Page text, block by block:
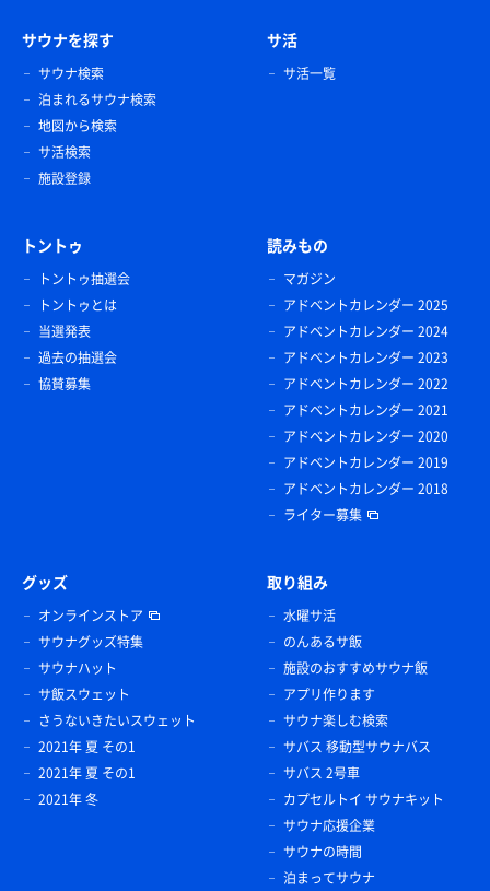
サウナを探す
サウナ検索
泊まれるサウナ検索
地図から検索
サ活検索
施設登録
サ活
サ活一覧
トントゥ
トントゥ抽選会
トントゥとは
当選発表
過去の抽選会
協賛募集
読みもの
マガジン
アドベントカレンダー 2025
アドベントカレンダー 2024
アドベントカレンダー 2023
アドベントカレンダー 2022
アドベントカレンダー 2021
アドベントカレンダー 2020
アドベントカレンダー 2019
アドベントカレンダー 2018
ライター募集
グッズ
オンラインストア
サウナグッズ特集
サウナハット
サ飯スウェット
さうないきたいスウェット
2021年 夏 その1
2021年 夏 その1
2021年 冬
取り組み
水曜サ活
のんあるサ飯
施設のおすすめサウナ飯
アプリ作ります
サウナ楽しむ検索
サバス 移動型サウナバス
サバス 2号車
カプセルトイ サウナキット
サウナ応援企業
サウナの時間
泊まってサウナ